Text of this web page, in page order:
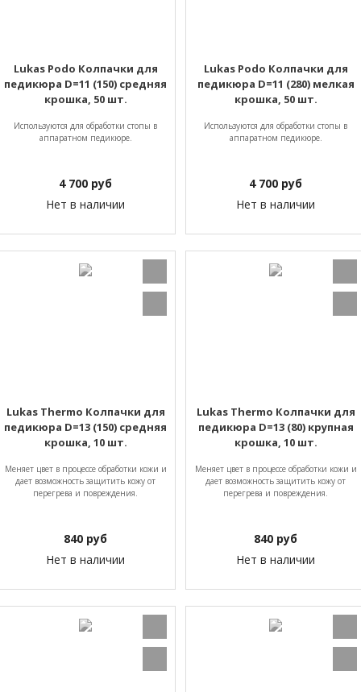
Lukas Podo Колпачки для
педикюра D=11 (150) средняя
крошка, 50 шт.
Используются для обработки стопы в
аппаратном педикюре.
4 700 руб
Нет в наличии
Lukas Podo Колпачки для
педикюра D=11 (280) мелкая
крошка, 50 шт.
Используются для обработки стопы в
аппаратном педикюре.
4 700 руб
Нет в наличии
Lukas Thermo Колпачки для
педикюра D=13 (150) средняя
крошка, 10 шт.
Mеняет цвет в процессе обработки кожи и
дает возможность защитить кожу от
перегрева и повреждения.
840 руб
Нет в наличии
Lukas Thermo Колпачки для
педикюра D=13 (80) крупная
крошка, 10 шт.
Mеняет цвет в процессе обработки кожи и
дает возможность защитить кожу от
перегрева и повреждения.
840 руб
Нет в наличии